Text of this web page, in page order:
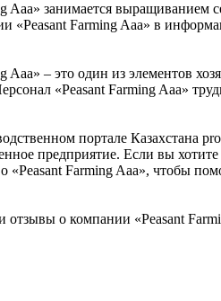
Aaa» занимается
«Peasant Farming Aaa» в
Aaa» – это один из элементов
«Peasant Farming Aaa»
портале Казахстана
предприятие. Если вы
Farming Aaa», чтобы
о компании «Peasant